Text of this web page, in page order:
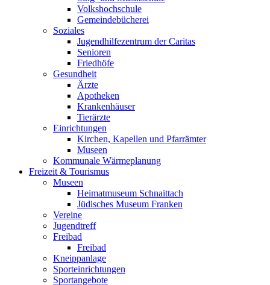
Volkshochschule
Gemeindebücherei
Soziales
Jugendhilfezentrum der Caritas
Senioren
Friedhöfe
Gesundheit
Ärzte
Apotheken
Krankenhäuser
Tierärzte
Einrichtungen
Kirchen, Kapellen und Pfarrämter
Museen
Kommunale Wärmeplanung
Freizeit & Tourismus
Museen
Heimatmuseum Schnaittach
Jüdisches Museum Franken
Vereine
Jugendtreff
Freibad
Freibad
Kneippanlage
Sporteinrichtungen
Sportangebote